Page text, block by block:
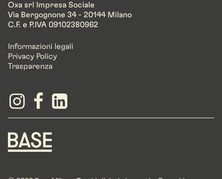
Oxa srl Impresa Sociale
Via Bergognone 34 - 20144 Milano
C.F. e P.IVA 09102380962
Informazioni legali
Privacy Policy
Trasparenza